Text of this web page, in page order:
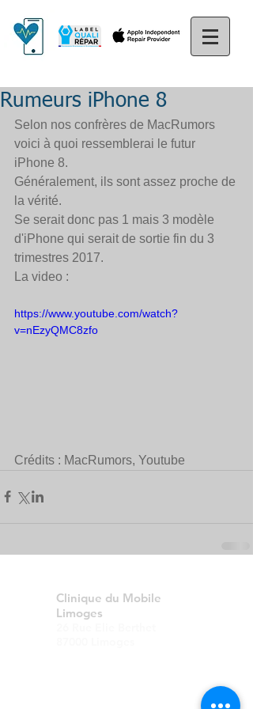
Rumeurs iPhone 8
Selon nos confrères de MacRumors
voici à quoi ressemblerai le futur
iPhone 8.
Généralement, ils sont assez proche de
la vérité.
Se serait donc pas 1 mais 3 modèle
d'iPhone qui serait de sortie fin du 3
trimestres 2017.
La video :
https://www.youtube.com/watch?
v=nEzyQMC8zfo
Crédits : MacRumors, Youtube
Clinique du Mobile
Limoges